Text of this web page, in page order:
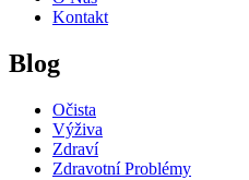
Kontakt
Blog
Očista
Výživa
Zdraví
Zdravotní Problémy